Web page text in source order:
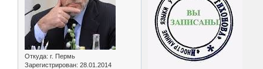
Откуда: г. Пермь
Зарегистрирован: 28.01.2014